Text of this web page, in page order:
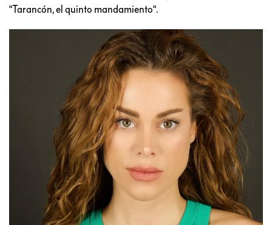
"Tarancón, el quinto mandamiento".